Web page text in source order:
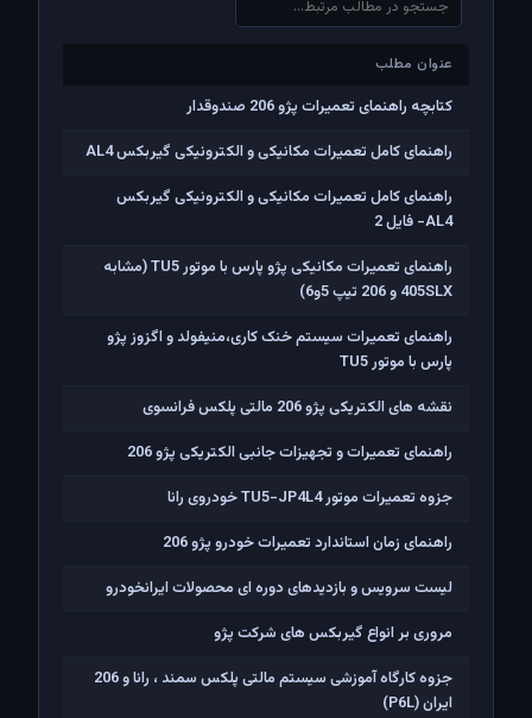
عنوان مطلب
عنوان مطلب
کتابچه راهنمای تعمیرات پژو 206 صندوقدار
راهنمای کامل تعمیرات مکانیکی و الکترونیکی گیربکس AL4
راهنمای کامل تعمیرات مکانیکی و الکترونیکی گیربکس
AL4- فایل 2
راهنمای تعمیرات مکانیکی پژو پارس با موتور TU5 (مشابه
405SLX و 206 تیپ 5و6)
راهنمای تعمیرات سیستم خنک کاری،منیفولد و اگزوز پژو
پارس با موتور TU5
نقشه های الکتریکی پژو 206 مالتی پلکس فرانسوی
راهنمای تعمیرات و تجهیزات جانبی الکتریکی پژو 206
جزوه تعمیرات موتور TU5-JP4L4 خودروی رانا
راهنمای زمان استاندارد تعمیرات خودرو پژو 206
لیست سرویس و بازدیدهای دوره ای محصولات ایرانخودرو
مروری بر انواع گیربکس های شرکت پژو
جزوه کارگاه آموزشی سیستم مالتی پلکس سمند ، رانا و 206
ايران (P6L)